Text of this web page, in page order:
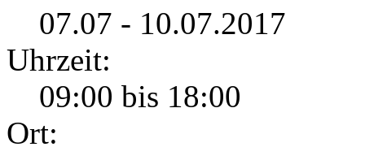
07.07 - 10.07.2017
Uhrzeit:
09:00 bis 18:00
Ort: